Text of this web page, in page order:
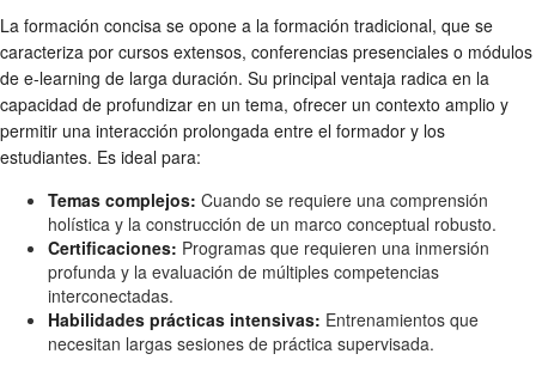
La formación concisa se opone a la formación tradicional, que se
caracteriza por cursos extensos, conferencias presenciales o módulos
de e-learning de larga duración. Su principal ventaja radica en la
capacidad de profundizar en un tema, ofrecer un contexto amplio y
permitir una interacción prolongada entre el formador y los
estudiantes. Es ideal para:
Temas complejos: Cuando se requiere una comprensión
holística y la construcción de un marco conceptual robusto.
Certificaciones: Programas que requieren una inmersión
profunda y la evaluación de múltiples competencias
interconectadas.
Habilidades prácticas intensivas: Entrenamientos que
necesitan largas sesiones de práctica supervisada.